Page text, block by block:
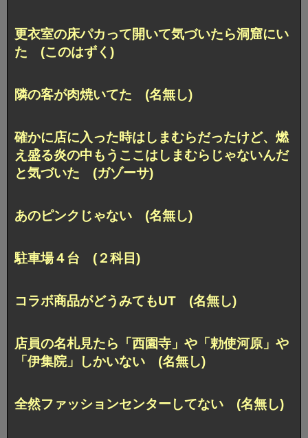
更衣室の床パカって開いて気づいたら洞窟にい
た (このはずく)
隣の客が肉焼いてた (名無し)
確かに店に入った時はしまむらだったけど、燃
え盛る炎の中もうここはしまむらじゃないんだ
と気づいた (ガゾーサ)
あのピンクじゃない (名無し)
駐車場４台 (２科目)
コラボ商品がどうみてもUT (名無し)
店員の名札見たら「西園寺」や「勅使河原」や
「伊集院」しかいない (名無し)
全然ファッションセンターしてない (名無し)